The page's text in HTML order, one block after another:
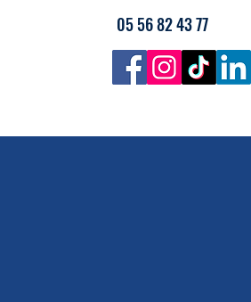
05 56 82 43 77